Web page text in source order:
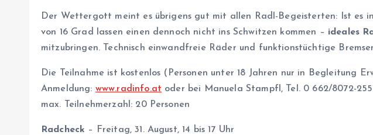
Der Wettergott meint es übrigens gut mit allen Radl-Begeisterten: Ist es
von 16 Grad lassen einen dennoch nicht ins Schwitzen kommen – ideales
mitzubringen. Technisch einwandfreie Räder und funktionstüchtige
Die Teilnahme ist kostenlos (Personen unter 18 Jahren nur in Begleitung
Anmeldung: www.radinfo.at oder bei Manuela Stampfl, Tel. 0 662/8072-2551
max. Teilnehmerzahl: 20 Personen
Radcheck – Freitag, 31. August, 14 bis 17 Uhr